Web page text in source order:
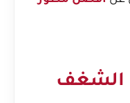
الشغف